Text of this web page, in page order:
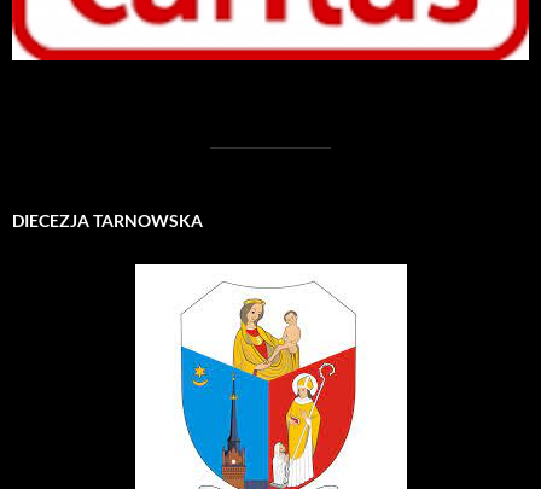
DIECEZJA TARNOWSKA